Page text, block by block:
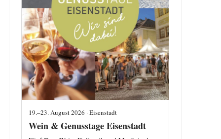
19.–23. August 2026 · Eisenstadt
Wein & Genusstage Eisenstadt